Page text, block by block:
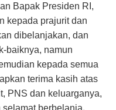
Bapak Presiden RI,
kepada prajurit dan
dibelanjakan, dan
baiknya, namun
kepada semua
terima kasih atas
PNS dan keluarganya,
berbelanja.